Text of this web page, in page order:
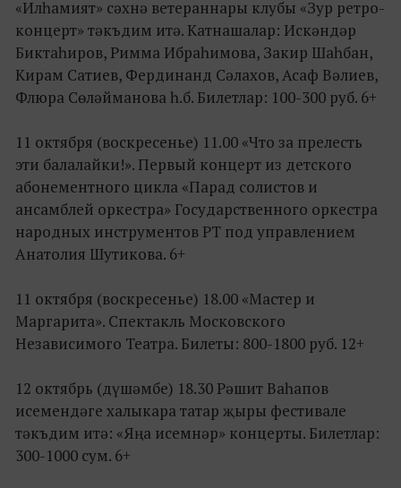
«Илһамият» сәхнә ветераннары клубы «Зур ретро-
концерт» тәкъдим итә. Катнашалар: Искәндәр
Биктаһиров, Римма Ибраһимова, Закир Шаһбан,
Кирам Сатиев, Фердинанд Сәлахов, Асаф Вәлиев,
Флюра Сөләйманова һ.б. Билетлар: 100-300 руб. 6+
11 октября (воскресенье) 11.00 «Что за прелесть
эти балалайки!». Первый концерт из детского
абонементного цикла «Парад солистов и
ансамблей оркестра» Государственного оркестра
народных инструментов РТ под управлением
Анатолия Шутикова. 6+
11 октября (воскресенье) 18.00 «Мастер и
Маргарита». Спектакль Московского
Независимого Театра. Билеты: 800-1800 руб. 12+
12 октябрь (дүшәмбе) 18.30 Рәшит Ваһапов
исемендәге халыкара татар җыры фестивале
тәкъдим итә: «Яңа исемнәр» концерты. Билетлар:
300-1000 сум. 6+